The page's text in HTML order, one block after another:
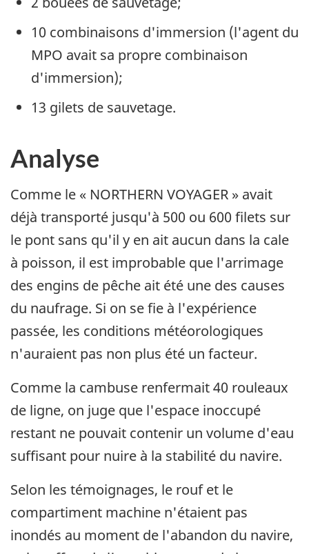
10 combinaisons d'immersion (l'agent du
MPO avait sa propre combinaison
d'immersion);
13 gilets de sauvetage.
Analyse
Comme le « NORTHERN VOYAGER » avait
déjà transporté jusqu'à 500 ou 600 filets sur
le pont sans qu'il y en ait aucun dans la cale
à poisson, il est improbable que l'arrimage
des engins de pêche ait été une des causes
du naufrage. Si on se fie à l'expérience
passée, les conditions météorologiques
n'auraient pas non plus été un facteur.
Comme la cambuse renfermait 40 rouleaux
de ligne, on juge que l'espace inoccupé
restant ne pouvait contenir un volume d'eau
suffisant pour nuire à la stabilité du navire.
Selon les témoignages, le rouf et le
compartiment machine n'étaient pas
inondés au moment de l'abandon du navire,